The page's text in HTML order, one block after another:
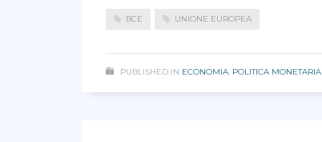
BCE UNIONE EUROPEA
PUBLISHED IN ECONOMIA, POLITICA MONETARIA